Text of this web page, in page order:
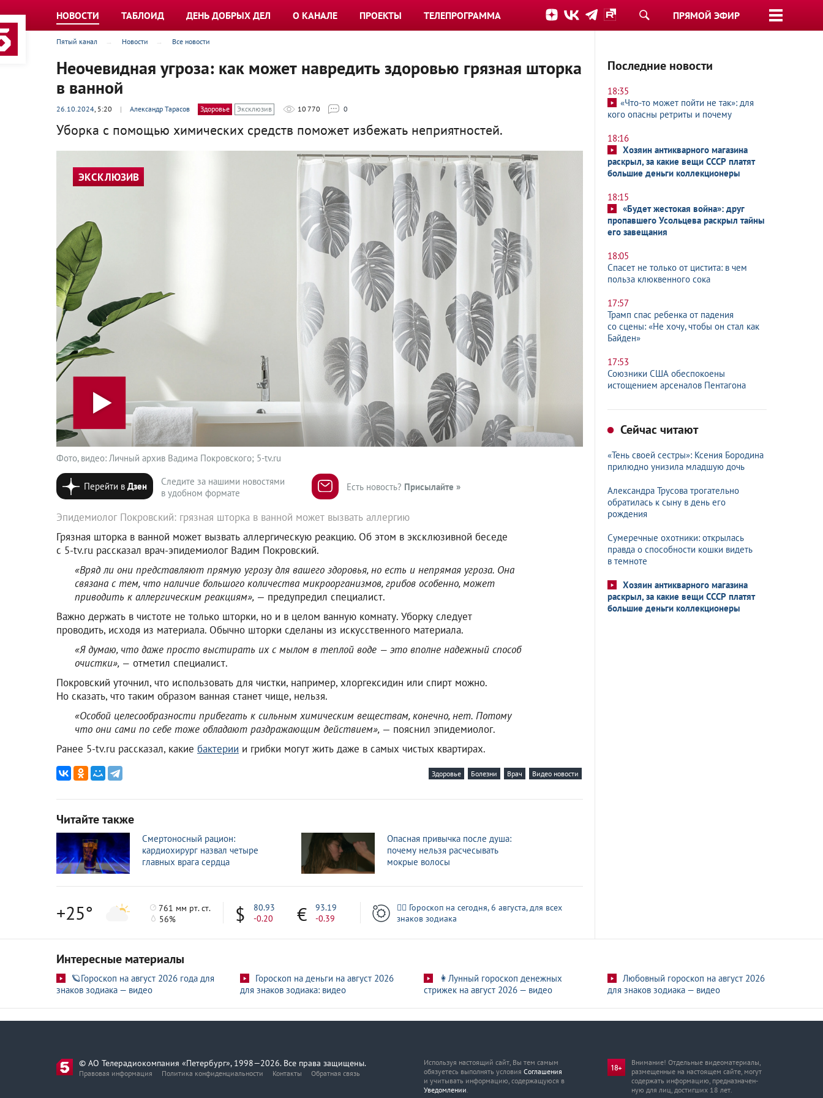
ПРЯМОЙ ЭФИР
НОВОСТИ ТАБЛОИД ДЕНЬ ДОБРЫХ ДЕЛ О КАНАЛЕ ПРОЕКТЫ ТЕЛЕПРОГРАММА
Пятый канал Новости Все новости
Неочевидная угроза: как может навредить здоровью грязная шторка
в ванной
26.10.2024, 5:20 | Александр Тарасов Здоровье Эксклюзив 10 770 0
Уборка с помощью химических средств поможет избежать неприятностей.
ЭКСКЛЮЗИВ
Фото, видео: Личный архив Вадима Покровского; 5-tv.ru
Перейти вДзен
Следите за нашими новостями
в удобном формате
Есть новость? Присылайте »
Эпидемиолог Покровский: грязная шторка в ванной может вызвать аллергию
Грязная шторка в ванной может вызвать аллергическую реакцию. Об этом в эксклюзивной беседе
с 5-tv.ru рассказал врач-эпидемиолог Вадим Покровский.
«Вряд ли они представляют прямую угрозу для вашего здоровья, но есть и непрямая угроза. Она
связана с тем, что наличие большого количества микроорганизмов, грибов особенно, может
приводить к аллергическим реакциям», — предупредил специалист.
Важно держать в чистоте не только шторки, но и в целом ванную комнату. Уборку следует
проводить, исходя из материала. Обычно шторки сделаны из искусственного материала.
«Я думаю, что даже просто выстирать их с мылом в теплой воде — это вполне надежный способ
очистки», — отметил специалист.
Покровский уточнил, что использовать для чистки, например, хлоргексидин или спирт можно.
Но сказать, что таким образом ванная станет чище, нельзя.
«Особой целесообразности прибегать к сильным химическим веществам, конечно, нет. Потому
что они сами по себе тоже обладают раздражающим действием», — пояснил эпидемиолог.
Ранее 5-tv.ru рассказал, какие бактерии и грибки могут жить даже в самых чистых квартирах.
Здоровье Болезни Врач Видео новости
Читайте также
Смертоносный рацион:
кардиохирург назвал четыре
главных врага сердца
Опасная привычка после душа:
почему нельзя расчесывать
мокрые волосы
+25°
761 мм рт. ст.
56%
80.93
-0.20
93.19
-0.39
🧙‍♀ Гороскоп на сегодня, 6 августа, для всех
знаков зодиака
Последние новости
18:35
«Что-то может пойти не так»: для
кого опасны ретриты и почему
18:16
Хозяин антикварного магазина
раскрыл, за какие вещи СССР платят
большие деньги коллекционеры
18:15
«Будет жестокая война»: друг
пропавшего Усольцева раскрыл тайны
его завещания
18:05
Спасет не только от цистита: в чем
польза клюквенного сока
17:57
Трамп спас ребенка от падения
со сцены: «Не хочу, чтобы он стал как
Байден»
17:53
Союзники США обеспокоены
истощением арсеналов Пентагона
Сейчас читают
«Тень своей сестры»: Ксения Бородина
прилюдно унизила младшую дочь
Александра Трусова трогательно
обратилась к сыну в день его
рождения
Сумеречные охотники: открылась
правда о способности кошки видеть
в темноте
Хозяин антикварного магазина
раскрыл, за какие вещи СССР платят
большие деньги коллекционеры
Интересные материалы
🪐Гороскоп на август 2026 года для
знаков зодиака — видео
Гороскоп на деньги на август 2026
для знаков зодиака: видео
👩Лунный гороскоп денежных
стрижек на август 2026 — видео
Любовный гороскоп на август 2026
для знаков зодиака — видео
© АО Телерадиокомпания «Петербург», 1998—2026. Все права защищены.
Правовая информация Политика конфиденциальности Контакты Обратная связь
Используя настоящий сайт, Вы тем самым
обязуетесь выполнять условия Соглашения
и учитывать информацию, содержащуюся в
Уведомлении.
Внимание! Отдельные видеоматериалы,
размещенные на настоящем сайте, могут
содержать информацию, предназначен­
ную для лиц, достигших 18 лет.